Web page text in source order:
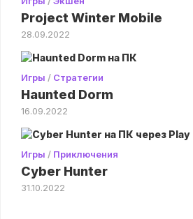
Project Winter Mobile
28.09.2022
Игры / Стратегии
Haunted Dorm
16.09.2022
Игры / Приключения
Cyber Hunter
31.10.2022